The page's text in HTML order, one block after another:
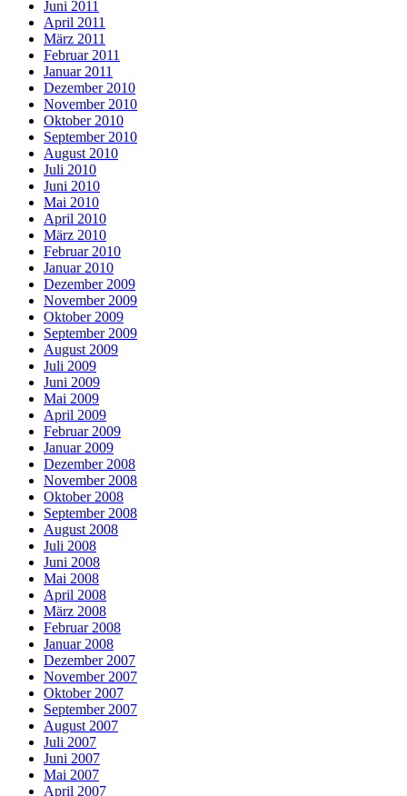
Juni 2011
April 2011
März 2011
Februar 2011
Januar 2011
Dezember 2010
November 2010
Oktober 2010
September 2010
August 2010
Juli 2010
Juni 2010
Mai 2010
April 2010
März 2010
Februar 2010
Januar 2010
Dezember 2009
November 2009
Oktober 2009
September 2009
August 2009
Juli 2009
Juni 2009
Mai 2009
April 2009
Februar 2009
Januar 2009
Dezember 2008
November 2008
Oktober 2008
September 2008
August 2008
Juli 2008
Juni 2008
Mai 2008
April 2008
März 2008
Februar 2008
Januar 2008
Dezember 2007
November 2007
Oktober 2007
September 2007
August 2007
Juli 2007
Juni 2007
Mai 2007
April 2007